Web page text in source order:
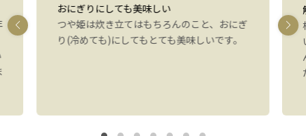
おにぎりにしても美味しい
つや姫は炊き立てはもちろんのこと、おにぎ
り(冷めても)にしてもとても美味しいです。